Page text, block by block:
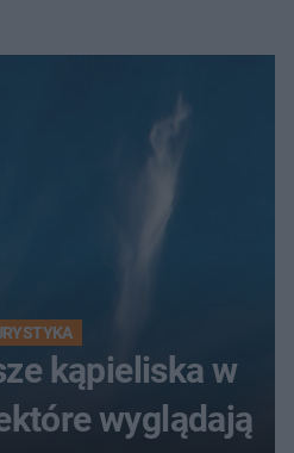
kąpieliska w
wyglądają